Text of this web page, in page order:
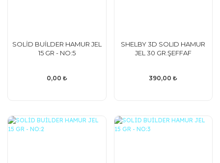
SOLİD BUİLDER HAMUR JEL
15 GR - NO:5
0,00 ₺
SHELBY 3D SOLID HAMUR
JEL 30 GR.ŞEFFAF
390,00 ₺